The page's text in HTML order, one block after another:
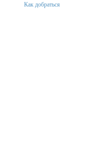
Как добраться